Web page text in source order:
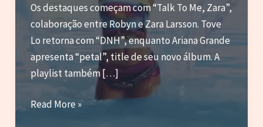
Os destaques começam com “Talk To Me, Zara”,
colaboração entre Robyn e Zara Larsson. Tove
Lo retorna com “DNH”, enquanto Ariana Grande
apresenta “petal”, title de seu novo álbum. A
playlist também […]
Zara
Read More »